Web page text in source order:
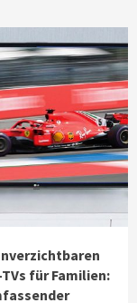
für Familien: